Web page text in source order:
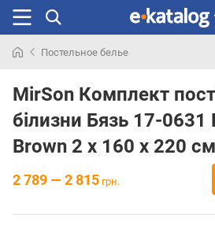
раньше
Постельное белье
MirSon Комплект
білизни Бязь 17-0631
Brown 2 x 160 x 220 см
2 789 — 2 815 грн.